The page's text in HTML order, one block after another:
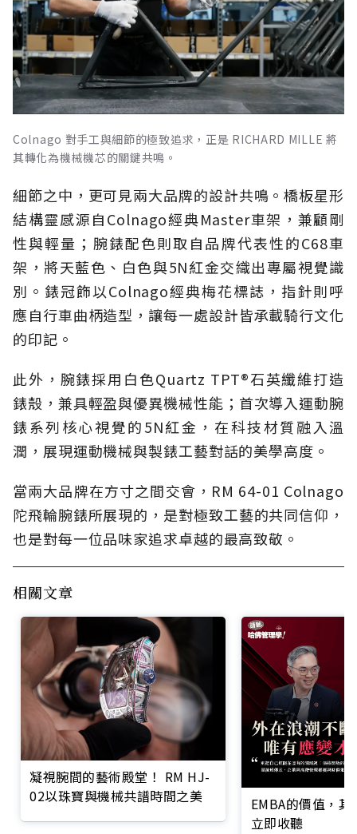
Colnago 對手工與細節的極致追求，正是 RICHARD MILLE 將
其轉化為機械機芯的關鍵共鳴。
細節之中，更可見兩大品牌的設計共鳴。橋板星形
結構靈感源自Colnago經典Master車架，兼顧剛
性與輕量；腕錶配色則取自品牌代表性的C68車
架，將天藍色、白色與5N紅金交織出專屬視覺識
別。錶冠飾以Colnago經典梅花標誌，指針則呼
應自行車曲柄造型，讓每一處設計皆承載騎行文化
的印記。
此外，腕錶採用白色Quartz TPT®石英纖維打造
錶殼，兼具輕盈與優異機械性能；首次導入運動腕
錶系列核心視覺的5N紅金，在科技材質融入溫
潤，展現運動機械與製錶工藝對話的美學高度。
當兩大品牌在方寸之間交會，RM 64-01 Colnago
陀飛輪腕錶所展現的，是對極致工藝的共同信仰，
也是對每一位品味家追求卓越的最高致敬。
相關文章
凝視腕間的藝術殿堂！ RM HJ-
02以珠寶與機械共譜時間之美
EMBA的價值，
立即收聽